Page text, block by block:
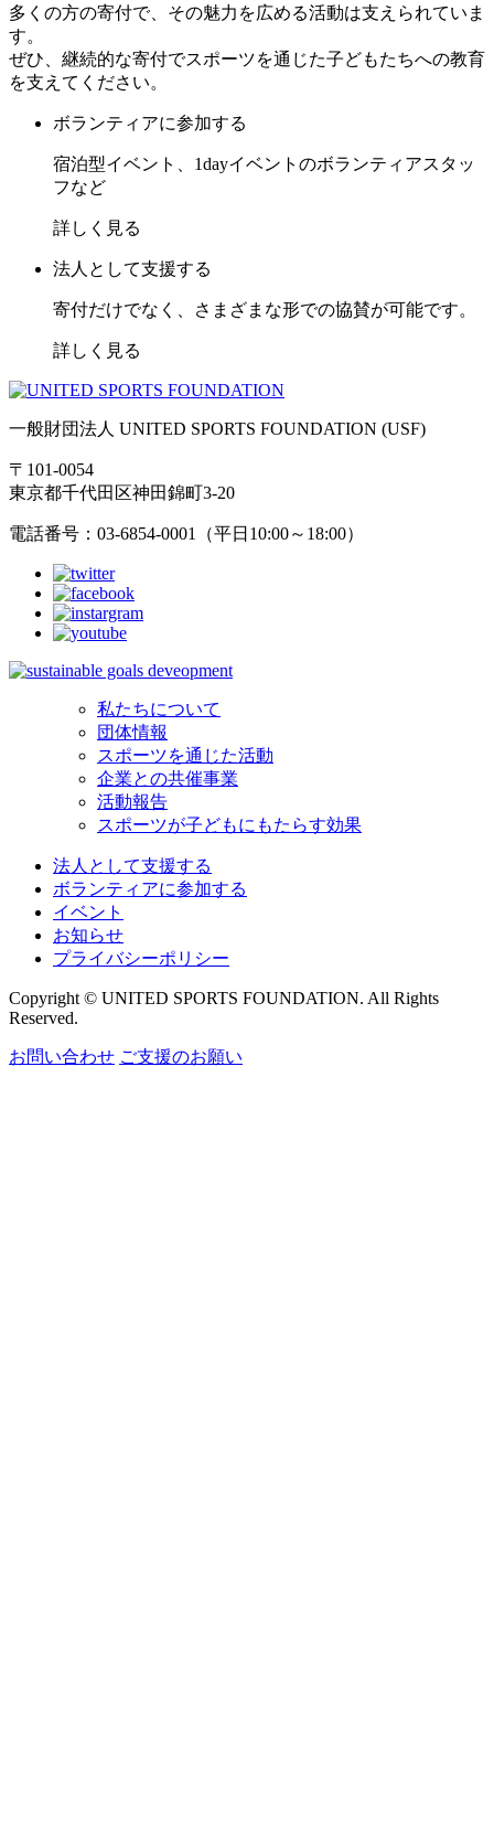
多くの方の寄付で、その魅力を広める活動は支えられていま
す。
ぜひ、継続的な寄付でスポーツを通じた子どもたちへの教育
を支えてください。
ボランティアに参加する
宿泊型イベント、1dayイベントのボランティアスタッ
フなど
詳しく見る
法人として支援する
寄付だけでなく、さまざまな形での協賛が可能です。
詳しく見る
一般財団法人 UNITED SPORTS FOUNDATION (USF)
〒101-0054
東京都千代田区神田錦町3-20
電話番号：03-6854-0001（平日10:00～18:00）
私たちについて
団体情報
スポーツを通じた活動
企業との共催事業
活動報告
スポーツが子どもにもたらす効果
法人として支援する
ボランティアに参加する
イベント
お知らせ
プライバシーポリシー
Copyright © UNITED SPORTS FOUNDATION. All Rights
Reserved.
お問い合わせ ご支援のお願い